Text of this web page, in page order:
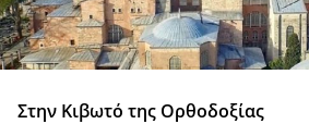
Στην Κιβωτό της Ορθοδοξίας